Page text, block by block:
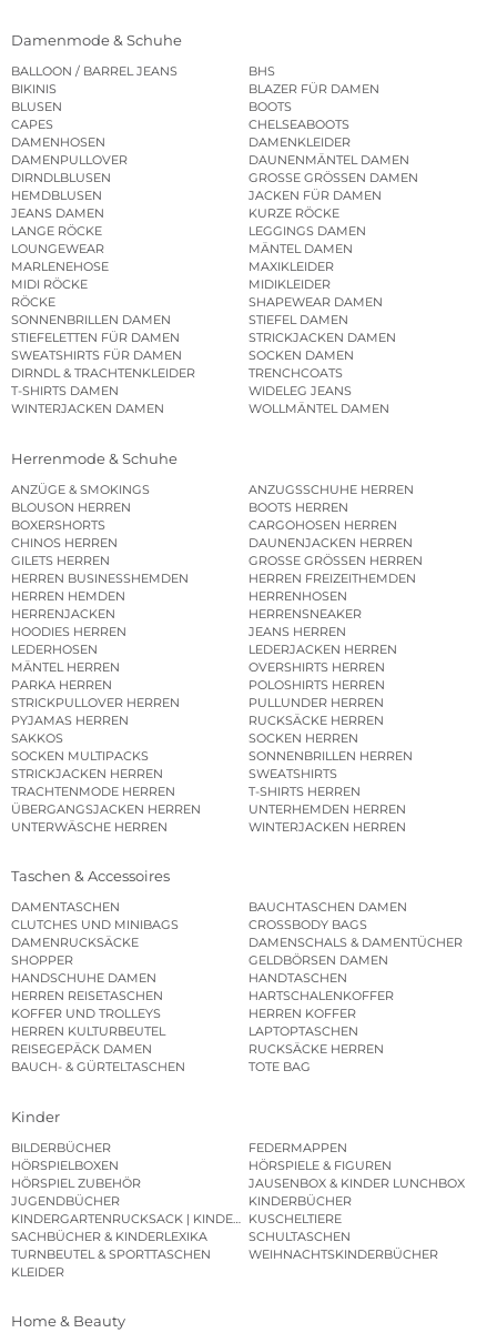
Damenmode & Schuhe
BALLOON / BARREL JEANS
BHS
BIKINIS
BLAZER FÜR DAMEN
BLUSEN
BOOTS
CAPES
CHELSEABOOTS
DAMENHOSEN
DAMENKLEIDER
DAMENPULLOVER
DAUNENMÄNTEL DAMEN
DIRNDLBLUSEN
GROSSE GRÖSSEN DAMEN
HEMDBLUSEN
JACKEN FÜR DAMEN
JEANS DAMEN
KURZE RÖCKE
LANGE RÖCKE
LEGGINGS DAMEN
LOUNGEWEAR
MÄNTEL DAMEN
MARLENEHOSE
MAXIKLEIDER
MIDI RÖCKE
MIDIKLEIDER
RÖCKE
SHAPEWEAR DAMEN
SONNENBRILLEN DAMEN
STIEFEL DAMEN
STIEFELETTEN FÜR DAMEN
STRICKJACKEN DAMEN
SWEATSHIRTS FÜR DAMEN
SOCKEN DAMEN
DIRNDL & TRACHTENKLEIDER
TRENCHCOATS
T-SHIRTS DAMEN
WIDELEG JEANS
WINTERJACKEN DAMEN
WOLLMÄNTEL DAMEN
Herrenmode & Schuhe
ANZÜGE & SMOKINGS
ANZUGSSCHUHE HERREN
BLOUSON HERREN
BOOTS HERREN
BOXERSHORTS
CARGOHOSEN HERREN
CHINOS HERREN
DAUNENJACKEN HERREN
GILETS HERREN
GROSSE GRÖSSEN HERREN
HERREN BUSINESSHEMDEN
HERREN FREIZEITHEMDEN
HERREN HEMDEN
HERRENHOSEN
HERRENJACKEN
HERRENSNEAKER
HOODIES HERREN
JEANS HERREN
LEDERHOSEN
LEDERJACKEN HERREN
MÄNTEL HERREN
OVERSHIRTS HERREN
PARKA HERREN
POLOSHIRTS HERREN
STRICKPULLOVER HERREN
PULLUNDER HERREN
PYJAMAS HERREN
RUCKSÄCKE HERREN
SAKKOS
SOCKEN HERREN
SOCKEN MULTIPACKS
SONNENBRILLEN HERREN
STRICKJACKEN HERREN
SWEATSHIRTS
TRACHTENMODE HERREN
T-SHIRTS HERREN
ÜBERGANGSJACKEN HERREN
UNTERHEMDEN HERREN
UNTERWÄSCHE HERREN
WINTERJACKEN HERREN
Taschen & Accessoires
DAMENTASCHEN
BAUCHTASCHEN DAMEN
CLUTCHES UND MINIBAGS
CROSSBODY BAGS
DAMENRUCKSÄCKE
DAMENSCHALS & DAMENTÜCHER
SHOPPER
GELDBÖRSEN DAMEN
HANDSCHUHE DAMEN
HANDTASCHEN
HERREN REISETASCHEN
HARTSCHALENKOFFER
KOFFER UND TROLLEYS
HERREN KOFFER
HERREN KULTURBEUTEL
LAPTOPTASCHEN
REISEGEPÄCK DAMEN
RUCKSÄCKE HERREN
BAUCH- & GÜRTELTASCHEN
TOTE BAG
Kinder
BILDERBÜCHER
FEDERMAPPEN
HÖRSPIELBOXEN
HÖRSPIELE & FIGUREN
HÖRSPIEL ZUBEHÖR
JAUSENBOX & KINDER LUNCHBOX
JUGENDBÜCHER
KINDERBÜCHER
KINDERGARTENRUCKSACK | KINDERGARTENBEUTEL
KUSCHELTIERE
SACHBÜCHER & KINDERLEXIKA
SCHULTASCHEN
TURNBEUTEL & SPORTTASCHEN
WEIHNACHTSKINDERBÜCHER
KLEIDER
Home & Beauty